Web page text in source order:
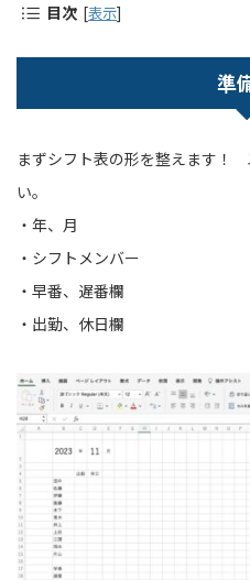
目次 [表示]
準
まずシフト表の形を整えます！
い。
・年、月
・シフトメンバー
・早番、遅番欄
・出勤、休日欄